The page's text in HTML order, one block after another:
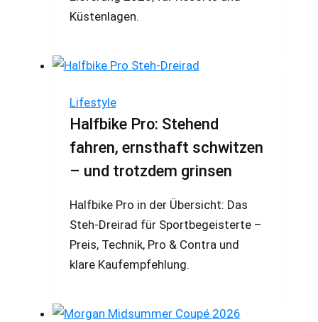
Küstenlagen.
Lifestyle
Halfbike Pro: Stehend
fahren, ernsthaft schwitzen
– und trotzdem grinsen
Halfbike Pro in der Übersicht: Das
Steh-Dreirad für Sportbegeisterte –
Preis, Technik, Pro & Contra und
klare Kaufempfehlung.